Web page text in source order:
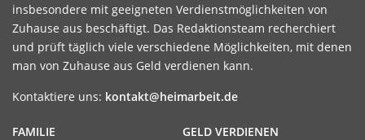
insbesondere mit geeigneten Verdienstmöglichkeiten von
Zuhause aus beschäftigt. Das Redaktionsteam recherchiert
und prüft täglich viele verschiedene Möglichkeiten, mit denen
man von Zuhause aus Geld verdienen kann.
Kontaktiere uns: kontakt@heimarbeit.de
GELD VERDIENEN
FAMILIE